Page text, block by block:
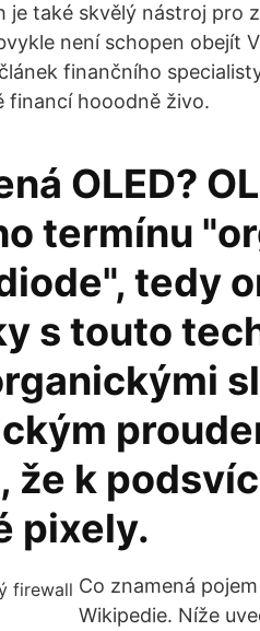
je také skvělý nástroj pro
není schopen obejít
finančního
financí hooodně živo.
OLED?
termínu
tedy
s touto
že k
pixely.
Co znamená
Wikipedie. Níže